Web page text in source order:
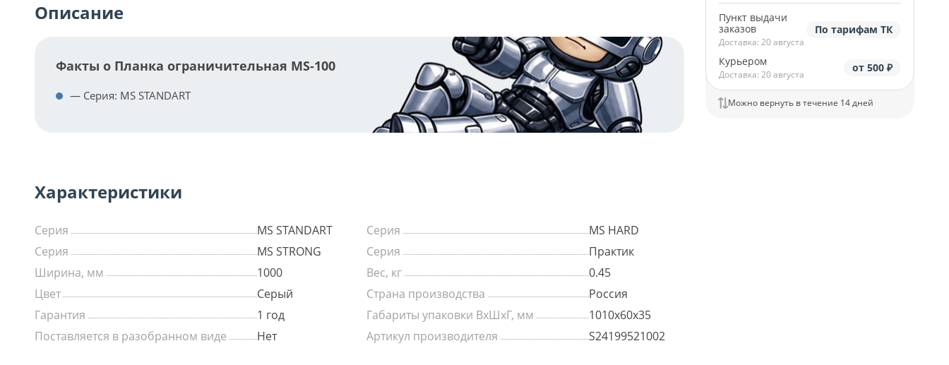
Описание
Факты о Планка ограничительная MS-100
— Серия: MS STANDART
Характеристики
Серия MS STANDART Серия
MS HARD
Серия
MS STRONG Серия
Практик
Ширина, мм
1000 Вес, кг
0.45
Цвет
Серый Страна производства
Россия
Гарантия
1 год Габариты упаковки ВхШхГ, мм
1010х60х35
Поставляется в разобранном виде
Нет Артикул производителя S24199521002
Пункт выдачи
заказов
Доставка: 20 августа
По тарифам ТК
Курьером
Доставка: 20 августа
от 500 ₽
Можно вернуть в течение 14 дней